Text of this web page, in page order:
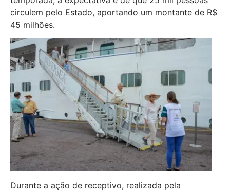
circulem pelo Estado, aportando um montante de R$
45 milhões.
Durante a ação de receptivo, realizada pela